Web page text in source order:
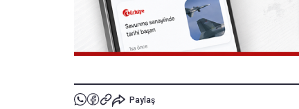
Paylaş